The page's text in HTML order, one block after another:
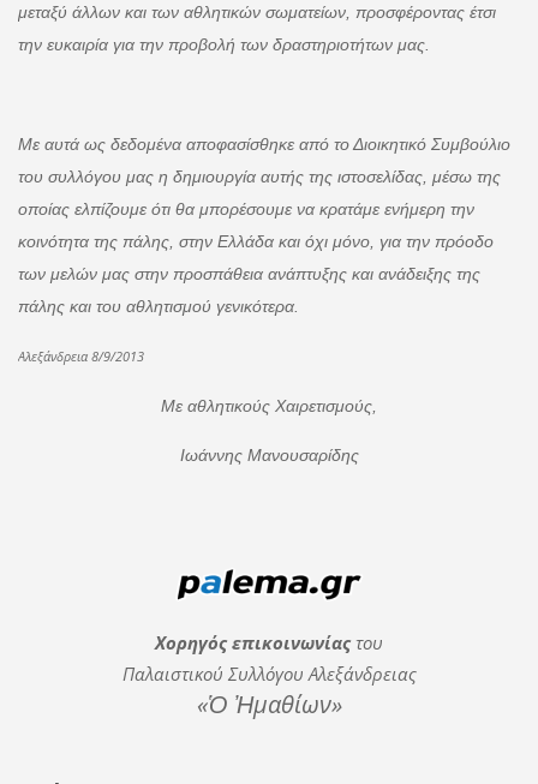
μεταξύ άλλων και των αθλητικών σωματείων, προσφέροντας έτσι
την ευκαιρία για την προβολή των δραστηριοτήτων μας.
Με αυτά ως δεδομένα αποφασίσθηκε από το Διοικητικό Συμβούλιο
του συλλόγου μας η δημιουργία αυτής της ιστοσελίδας, μέσω της
οποίας ελπίζουμε ότι θα μπορέσουμε να κρατάμε ενήμερη την
κοινότητα της πάλης, στην Ελλάδα και όχι μόνο, για την πρόοδο
των μελών μας στην προσπάθεια ανάπτυξης και ανάδειξης της
πάλης και του αθλητισμού γενικότερα.
Αλεξάνδρεια 8/9/2013
Με αθλητικούς Χαιρετισμούς,
Ιωάννης Μανουσαρίδης
Χορηγός επικοινωνίαςτου
Παλαιστικού Συλλόγου Αλεξάνδρειας
«Ὁ Ἠμαθίων»